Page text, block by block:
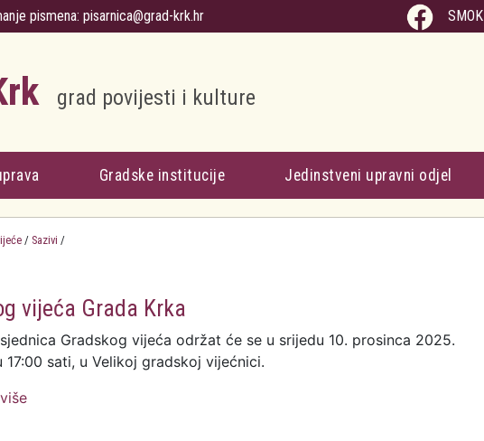
pismena: pisarnica@grad-krk.hr SMOK
grad povijesti i kulture
Gradske institucije Jedinstveni upravni odjel
/ Sazivi /
vijeća Grada Krka
Gradskog vijeća održat će se u srijedu 10. prosinca 2025.
17:00 sati, u Velikoj gradskoj vijećnici.